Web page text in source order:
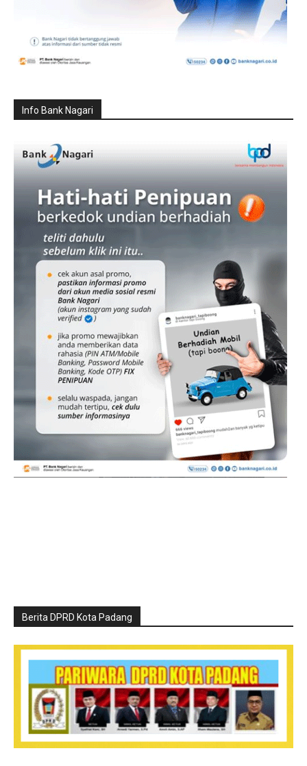
Info Bank Nagari
Berita DPRD Kota Padang